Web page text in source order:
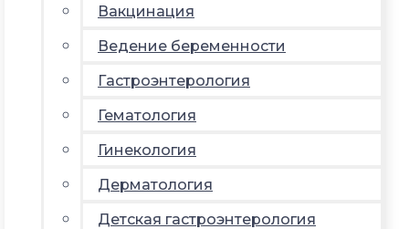
Вакцинация
Ведение беременности
Гастроэнтерология
Гематология
Гинекология
Дерматология
Детская гастроэнтерология